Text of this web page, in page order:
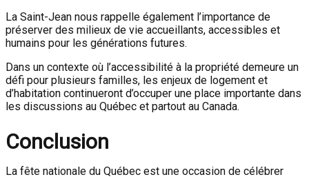
La Saint-Jean nous rappelle également l’importance de
préserver des milieux de vie accueillants, accessibles et
humains pour les générations futures.
Dans un contexte où l’accessibilité à la propriété demeure un
défi pour plusieurs familles, les enjeux de logement et
d’habitation continueront d’occuper une place importante dans
les discussions au Québec et partout au Canada.
Conclusion
La fête nationale du Québec est une occasion de célébrer